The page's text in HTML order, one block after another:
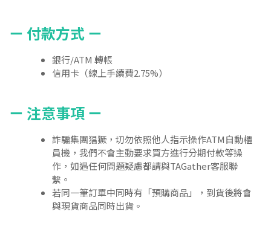
ㄧ 付款方式 ㄧ
銀行/ATM 轉帳
信用卡（線上手續費2.75%）
ㄧ 注意事項 ㄧ
詐騙集團猖獗，切勿依照他人指示操作ATM自動櫃
員機，我們不會主動要求買方進行分期付款等操
作，如遇任何問題疑慮都請與TAGather客服聯
繫。
若同一筆訂單中同時有「預購商品」，到貨後將會
與現貨商品同時出貨。